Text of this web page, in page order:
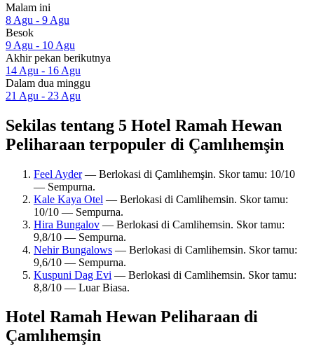
Malam ini
8 Agu - 9 Agu
Besok
9 Agu - 10 Agu
Akhir pekan berikutnya
14 Agu - 16 Agu
Dalam dua minggu
21 Agu - 23 Agu
Sekilas tentang 5 Hotel Ramah Hewan
Peliharaan terpopuler di Çamlıhemşin
Feel Ayder— Berlokasi di Çamlıhemşin. Skor tamu: 10/10
— Sempurna.
Kale Kaya Otel — Berlokasi di Camlihemsin. Skor tamu:
10/10 — Sempurna.
Hira Bungalov — Berlokasi di Camlihemsin. Skor tamu:
9,8/10 — Sempurna.
Nehir Bungalows — Berlokasi di Camlihemsin. Skor tamu:
9,6/10 — Sempurna.
Kuspuni Dag Evi — Berlokasi di Camlihemsin. Skor tamu:
8,8/10 — Luar Biasa.
Hotel Ramah Hewan Peliharaan di
Çamlıhemşin